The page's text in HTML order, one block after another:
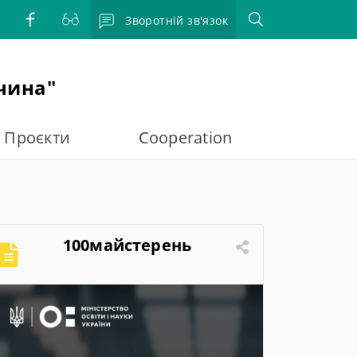
Зворотній зв'язок
Проєкти Cooperation
100майстерень